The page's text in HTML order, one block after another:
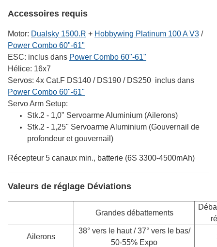
Accessoires requis
Motor: Dualsky 1500.R + Hobbywing Platinum 100 A V3 /
Power Combo 60"-61"
ESC: inclus dans Power Combo 60"-61"
Hélice: 16x7
Servos: 4x Cat.F DS140 / DS190 / DS250 inclus dans
Power Combo 60"-61"
Servo Arm Setup:
Stk.2 - 1,0" Servoarme Aluminium (Ailerons)
Stk.2 - 1,25" Servoarme Aluminium (Gouvernail de
profondeur et gouvernail)
Récepteur 5 canaux min., batterie (6S 3300-4500mAh)
Valeurs de réglage Déviations
Grandes débattements
Ailerons
38° vers le haut / 37° vers le bas/
50-55% Expo